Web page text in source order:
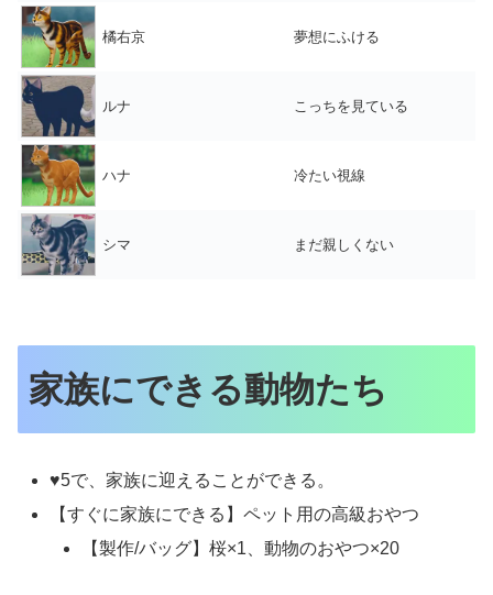
橘右京 夢想にふける
ルナ こっちを見ている
ハナ 冷たい視線
シマ まだ親しくない
家族にできる動物たち
♥5で、家族に迎えることができる。
【すぐに家族にできる】ペット用の高級おやつ
【製作/バッグ】桜×1、動物のおやつ×20